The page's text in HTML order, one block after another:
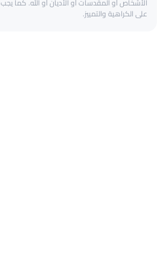
الأشخاص أو المقدسات أو الأديان أو الله. كما
على الكراهية والتمييز.